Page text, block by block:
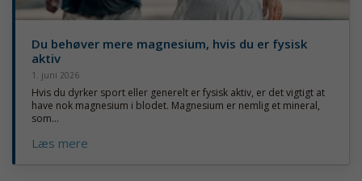
Du behøver mere magnesium, hvis du er fysisk
aktiv
1. juni 2026
Hvis du dyrker sport eller generelt er fysisk aktiv, er det vigtigt at
have nok magnesium i blodet. Magnesium er nemlig et mineral,
som...
Læs mere